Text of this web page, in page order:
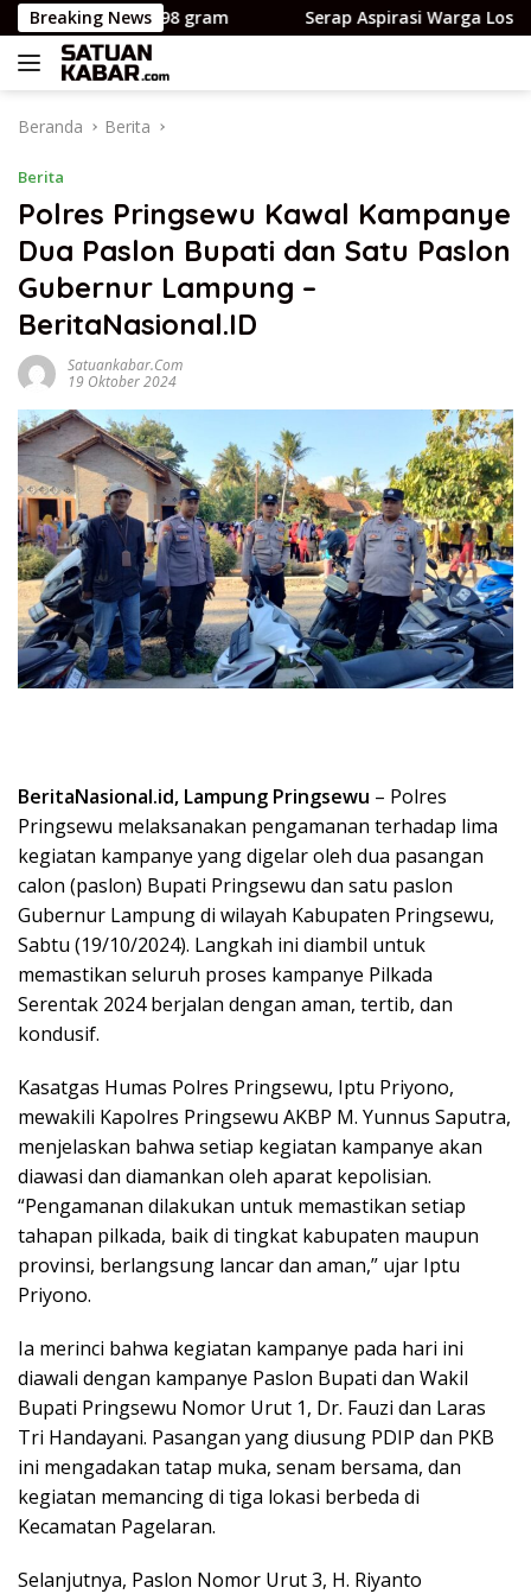
Langsung
ke
konten
Breaking News
cuma 798 gram Serap Aspirasi Warga Losso, Ajbar
Beranda Berita
Berita
Polres Pringsewu Kawal Kampanye
Dua Paslon Bupati dan Satu Paslon
Gubernur Lampung –
BeritaNasional.ID
Satuankabar.com
19 Oktober 2024
BeritaNasional.id, Lampung Pringsewu – Polres
Pringsewu melaksanakan pengamanan terhadap lima
kegiatan kampanye yang digelar oleh dua pasangan
calon (paslon) Bupati Pringsewu dan satu paslon
Gubernur Lampung di wilayah Kabupaten Pringsewu,
Sabtu (19/10/2024). Langkah ini diambil untuk
memastikan seluruh proses kampanye Pilkada
Serentak 2024 berjalan dengan aman, tertib, dan
kondusif.
Kasatgas Humas Polres Pringsewu, Iptu Priyono,
mewakili Kapolres Pringsewu AKBP M. Yunnus Saputra,
menjelaskan bahwa setiap kegiatan kampanye akan
diawasi dan diamankan oleh aparat kepolisian.
“Pengamanan dilakukan untuk memastikan setiap
tahapan pilkada, baik di tingkat kabupaten maupun
provinsi, berlangsung lancar dan aman,” ujar Iptu
Priyono.
Ia merinci bahwa kegiatan kampanye pada hari ini
diawali dengan kampanye Paslon Bupati dan Wakil
Bupati Pringsewu Nomor Urut 1, Dr. Fauzi dan Laras
Tri Handayani. Pasangan yang diusung PDIP dan PKB
ini mengadakan tatap muka, senam bersama, dan
kegiatan memancing di tiga lokasi berbeda di
Kecamatan Pagelaran.
Selanjutnya, Paslon Nomor Urut 3, H. Riyanto